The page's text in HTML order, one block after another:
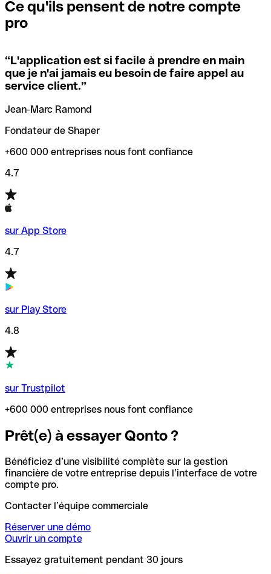
signifie que vous avez le code de l'une des succursales
locales.
Si vous n'êtes pas sûr du code SWIFT que vous devriez
utiliser, nous avons développé un outil de recherche de
codes SWIFT par nom de banque.
vérification/recherche de codes SWIFT. Ainsi, vous pouvez
trouver et vérifier vos codes SWIFT avant de réaliser vos
transferts d’argent.
Ce qu'ils pensent de notre compte
pro
“L'application est si facile à prendre en main
que je n'ai jamais eu besoin de faire appel au
service client.”
Jean-Marc Ramond
Fondateur de Shaper
+600 000 entreprises nous font confiance
4.7
sur App Store
4.7
sur Play Store
4.8
sur Trustpilot
+600 000 entreprises nous font confiance
Prêt(e) à essayer Qonto ?
Bénéficiez d’une visibilité complète sur la gestion
financière de votre entreprise depuis l’interface de votre
compte pro.
Contacter l’équipe commerciale
Réserver une démo
Ouvrir un compte
Essayez gratuitement pendant 30 jours